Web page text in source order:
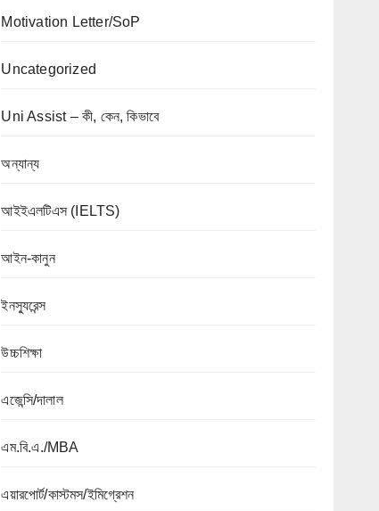
Motivation Letter/SoP
Uncategorized
Uni Assist – কী, কেন, কিভাবে
অন্যান্য
আইইএলটিএস (IELTS)
আইন-কানুন
ইনস্যুরেন্স
উচ্চশিক্ষা
এজেন্সি/দালাল
এম.বি.এ./MBA
এয়ারপোর্ট/কাস্টমস/ইমিগ্রেশন